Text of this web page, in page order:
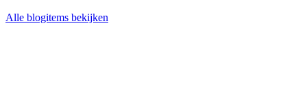
Alle blogitems bekijken